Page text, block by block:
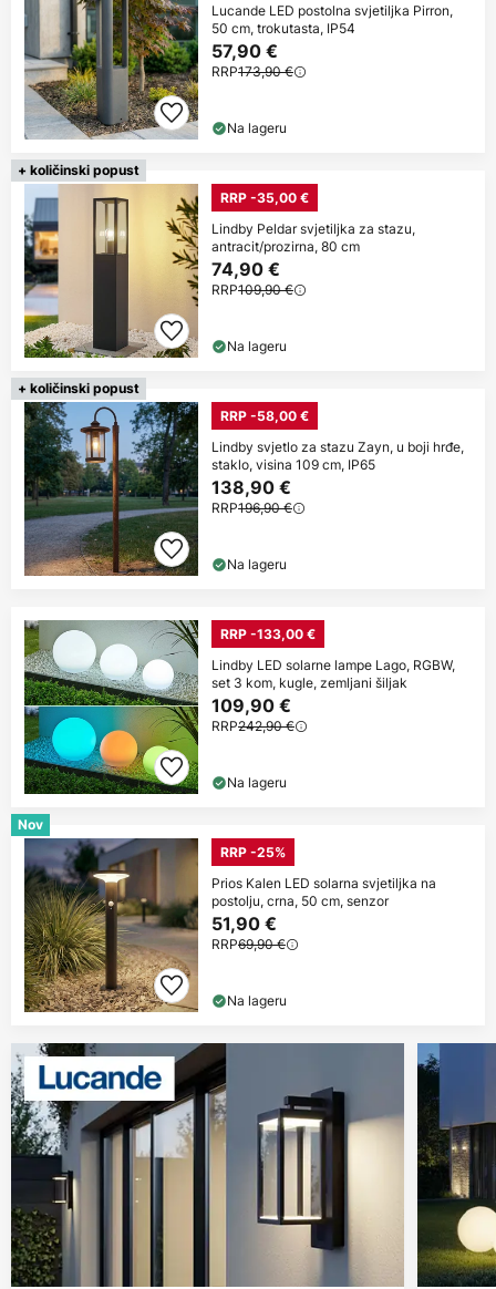
Lucande LED postolna svjetiljka Pirron,
50 cm, trokutasta, IP54
57,90 €
RRP173,90 €
Na lageru
+ količinski popust
RRP -35,00 €
Lindby Peldar svjetiljka za stazu,
antracit/prozirna, 80 cm
74,90 €
RRP109,90 €
Na lageru
+ količinski popust
RRP -58,00 €
Lindby svjetlo za stazu Zayn, u boji hrđe,
staklo, visina 109 cm, IP65
138,90 €
RRP196,90 €
Na lageru
RRP -133,00 €
Lindby LED solarne lampe Lago, RGBW,
set 3 kom, kugle, zemljani šiljak
109,90 €
RRP242,90 €
Na lageru
Nov
RRP -25%
Prios Kalen LED solarna svjetiljka na
postolju, crna, 50 cm, senzor
51,90 €
RRP69,90 €
Na lageru